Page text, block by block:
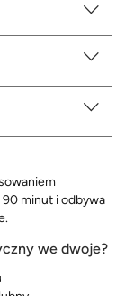
minut i odbywa
we dwoje?